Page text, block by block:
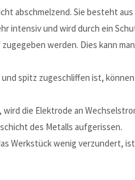
abschmelzend. Sie besteht aus
intensiv und wird durch ein
werden. Dies kann
spitz zugeschliffen ist,
wird die Elektrode an
des Metalls aufgerissen.
Werkstück wenig verzundert,